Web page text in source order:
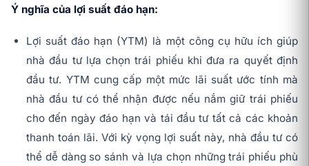
Ý nghĩa của lợi suất đáo hạn:
Lợi suất đáo hạn (YTM) là một công cụ hữu ích giúp
nhà đầu tư lựa chọn trái phiếu khi đưa ra quyết định
đầu tư. YTM cung cấp một mức lãi suất ước tính mà
nhà đầu tư có thể nhận được nếu nắm giữ trái phiếu
cho đến ngày đáo hạn và tái đầu tư tất cả các khoản
thanh toán lãi. Với kỳ vọng lợi suất này, nhà đầu tư có
thể dễ dàng so sánh và lựa chọn những trái phiếu phù